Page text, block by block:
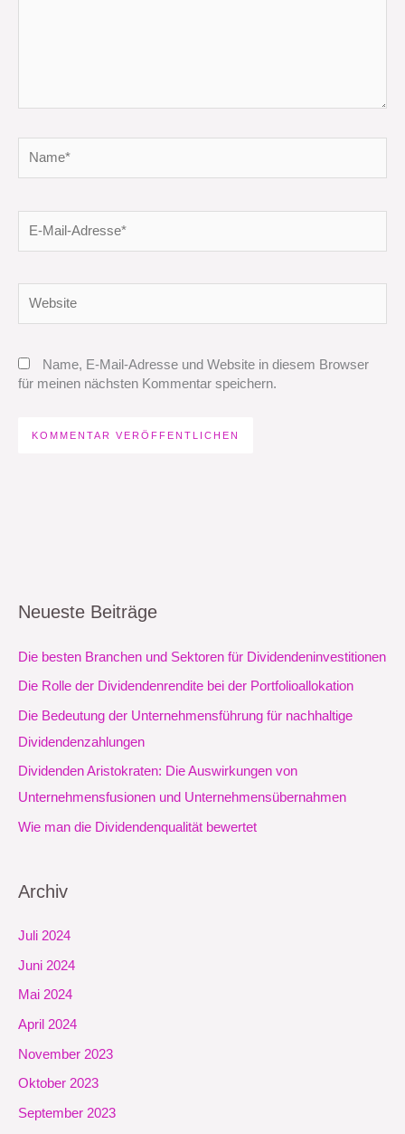
Mail-
Name, E-Mail-Adresse und Website in diesem Browser
für meinen nächsten Kommentar speichern.
Neueste Beiträge
Die besten Branchen und Sektoren für Dividendeninvestitionen
Die Rolle der Dividendenrendite bei der Portfolioallokation
Die Bedeutung der Unternehmensführung für nachhaltige
Dividendenzahlungen
Dividenden Aristokraten: Die Auswirkungen von
Unternehmensfusionen und Unternehmensübernahmen
Wie man die Dividendenqualität bewertet
Archiv
Juli 2024
Juni 2024
Mai 2024
April 2024
November 2023
Oktober 2023
September 2023